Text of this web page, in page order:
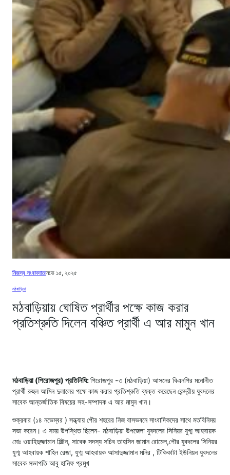
নিজস্ব সংবাদদাতানভে ১৫, ২০২৫
মঠবাড়িয়া
মঠবাড়িয়ায় ঘোষিত প্রার্থীর পক্ষে কাজ করার
প্রতিশ্রুতি দিলেন বঞ্চিত প্রার্থী এ আর মামুন খান
মঠবাড়িয়া (পিরোজপুর) প্রতিনিধি:পিরোজপুর -৩ (মঠবাড়িয়া) আসনের বিএনপির মনোনীত
প্রার্থী রুহুল আমিন দুলালের পক্ষে কাজ করার প্রতিশ্রুতি ব্যক্ত করেছেন কেন্দ্রীয় যুবদলের
সাবেক আন্তর্জাতিক বিষয়ের সহ-সম্পাদক এ আর মামুন খান।
শুক্রবার (১৪ নভেম্বর ) সন্ধ্যায় পৌর শহরের নিজ বাসভবনে সাংবাদিকদের সাথে মতবিনিময়
সভা করেন। এ সময় উপস্থিত ছিলেন- মঠবাড়িয়া উপজেলা যুবদলের সিনিয়র যুগ্ম আহবায়ক
মোঃ ওয়াহিদুজ্জামান মিল্টন, সাবেক সদস্য সচিব তাহসিন জামান রোমেল,পৌর যুবদলের সিনিয়র
যুগ্ম আহবায়ক শাহিন রেজা, যুগ্ম আহবায়ক আসাদুজ্জামান মনির , টিকিকাটা ইউনিয়ন যুবদলের
সাবেক সভাপতি আবু হানিফ প্রমুখ